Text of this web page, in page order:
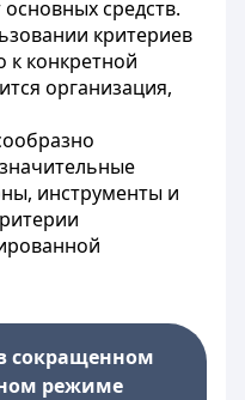
средств.
критериев
конкретной
организация,
инструменты и
сокращенном
режиме